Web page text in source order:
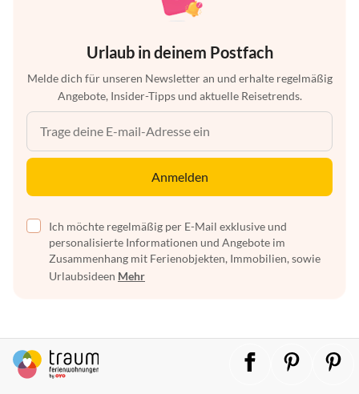
Urlaub in deinem Postfach
Melde dich für unseren Newsletter an und erhalte regelmäßig
Angebote, Insider-Tipps und aktuelle Reisetrends.
Anmelden
Ich möchte regelmäßig per E-Mail exklusive und
personalisierte Informationen und Angebote im
Zusammenhang mit Ferienobjekten, Immobilien, sowie
Urlaubsideen Mehr